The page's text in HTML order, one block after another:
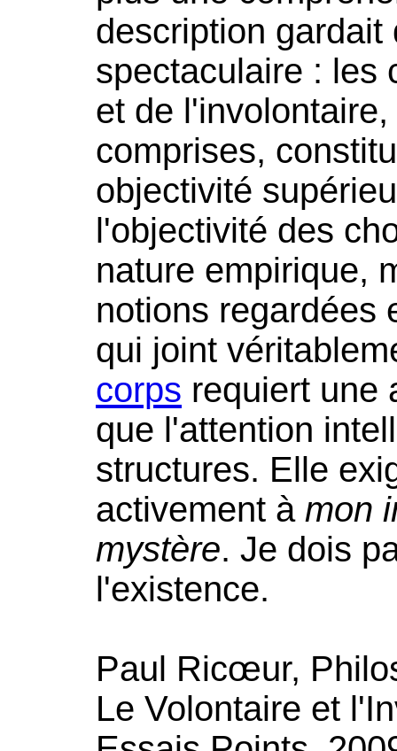
description
spectaculaire : les
et de
comprises,
objectivité
l'objectivité des
nature empirique,
notions
qui joint
corps requiert une
que l'attention
structures. Elle
activement à mon
mystère. Je dois
l'existence.
Paul Ricœur,
Le Volontaire et